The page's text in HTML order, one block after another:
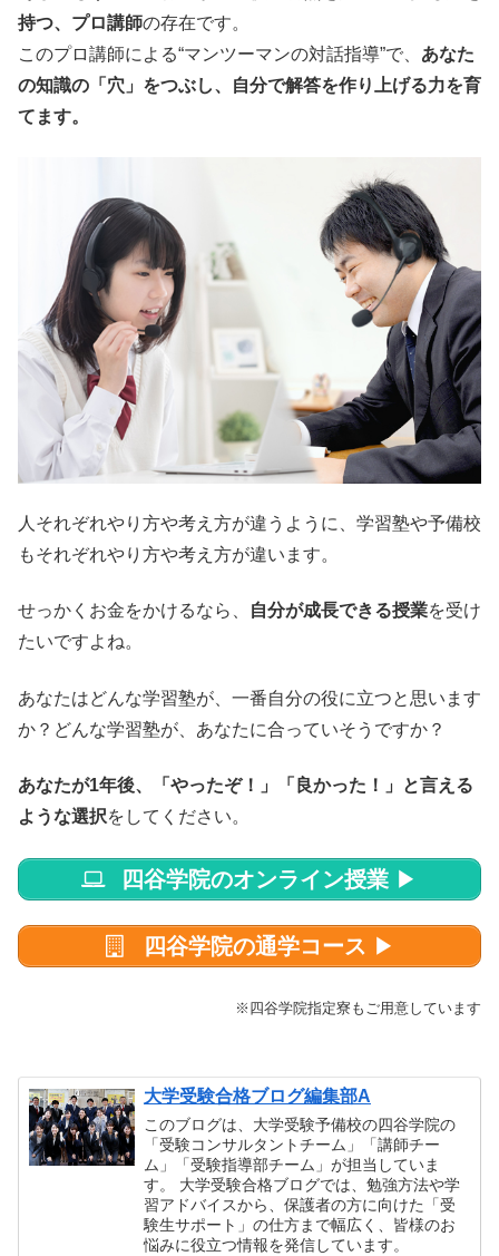
持つ、プロ講師の存在です。
このプロ講師による“マンツーマンの対話指導”で、 あなた
の知識の「穴」をつぶし、自分で解答を作り上げる力を育
てます。
人それぞれやり方や考え方が違うように、学習塾や予備校
もそれぞれやり方や考え方が違います。
せっかくお金をかけるなら、 自分が成長できる授業を受け
たいですよね。
あなたはどんな学習塾が、一番自分の役に立つと思います
か？どんな学習塾が、あなたに合っていそうですか？
あなたが1年後、「やったぞ！」「良かった！」と言える
ような選択をしてください。
四谷学院のオンライン授業 ▶
四谷学院の通学コース ▶
※四谷学院指定寮もご用意しています
大学受験合格ブログ編集部A
このブログは、大学受験予備校の四谷学院の
「受験コンサルタントチーム」「講師チー
ム」「受験指導部チーム」が担当していま
す。 大学受験合格ブログでは、勉強方法や学
習アドバイスから、保護者の方に向けた「受
験生サポート」の仕方まで幅広く、皆様のお
悩みに役立つ情報を発信しています。